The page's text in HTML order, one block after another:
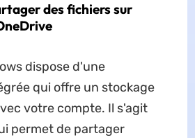
des fichiers sur
dispose d'une
qui offre un stockage
votre compte. Il s'agit
permet de partager